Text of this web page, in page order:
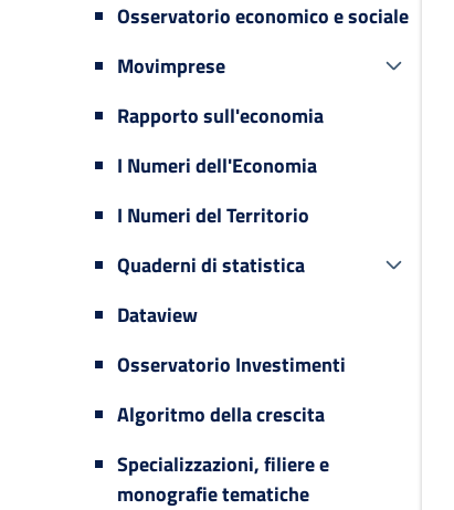
Osservatorio economico e sociale
Movimprese
Rapporto sull'economia
I Numeri dell'Economia
I Numeri del Territorio
Quaderni di statistica
Dataview
Osservatorio Investimenti
Algoritmo della crescita
Specializzazioni, filiere e
monografie tematiche